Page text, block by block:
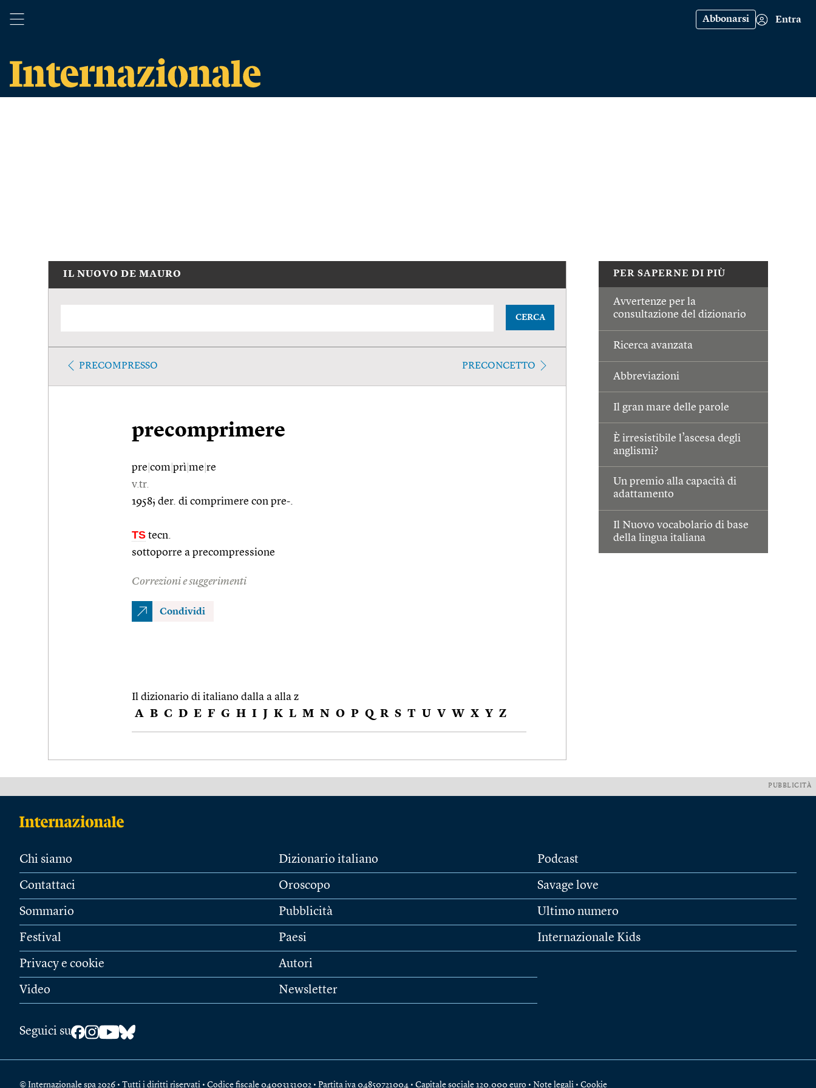
Abbonarsi Entra
PER SAPERNE DI PIÙ
Avvertenze per la
consultazione del dizionario
Ricerca avanzata
Abbreviazioni
Il gran mare delle parole
È irresistibile l’ascesa degli
anglismi?
Un premio alla capacità di
adattamento
Il Nuovo vocabolario di base
della lingua italiana
IL NUOVO DE MAURO
CERCA
PRECOMPRESSO PRECONCETTO
precomprimere
pre com prì me re
v.tr.
1958; der. di comprimere con pre-.
TS tecn.
sottoporre a precompressione
Correzioni e suggerimenti
Condividi
Il dizionario di italiano dalla a alla z
A B C D E F G H I J K L M N O P Q R S T U V W X Y Z
PUBBLICITÀ
Chi siamo
Contattaci
Sommario
Festival
Privacy e cookie
Video
Dizionario italiano
Oroscopo
Pubblicità
Paesi
Autori
Newsletter
Podcast
Savage love
Ultimo numero
Internazionale Kids
Seguici su
© Internazionale spa 2026 • Tutti i diritti riservati • Codice fiscale 04003131002 • Partita iva 04850721004 • Capitale sociale 120.000 euro • Note legali • Cookie